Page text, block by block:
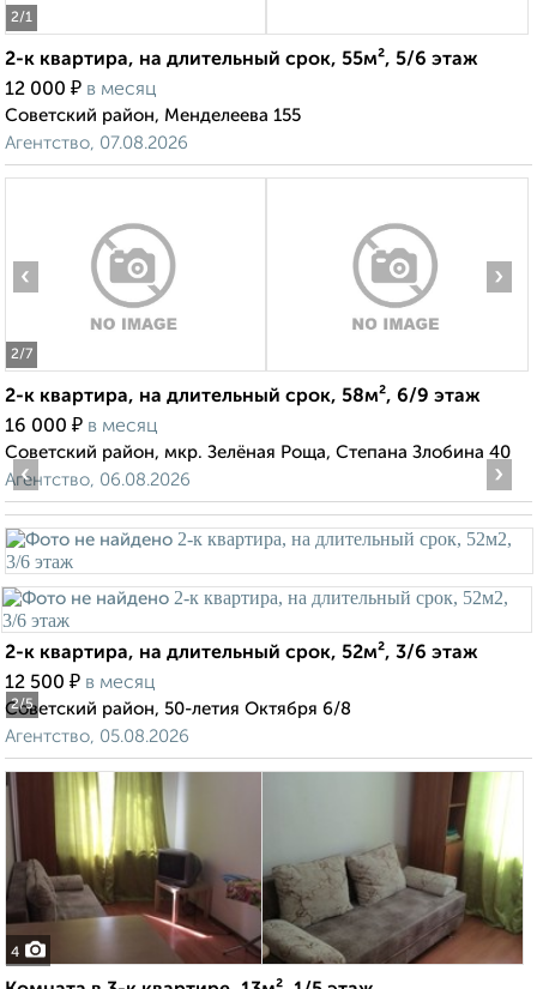
2/1
2-к квартира, на длительный срок, 55м², 5/6 этаж
12 000 ₽ в месяц
Советский район, Менделеева 155
Агентство, 07.08.2026
2/7
‹ ›
2-к квартира, на длительный срок, 58м², 6/9 этаж
16 000 ₽ в месяц
Советский район, мкр. Зелёная Роща, Степана Злобина 40
Агентство, 06.08.2026
2/5
‹ ›
2-к квартира, на длительный срок, 52м², 3/6 этаж
12 500 ₽ в месяц
Советский район, 50-летия Октября 6/8
Агентство, 05.08.2026
4